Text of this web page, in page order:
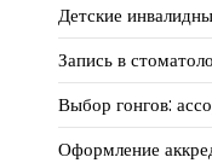
Детские
Запись в
Выбор гонгов:
Оформление